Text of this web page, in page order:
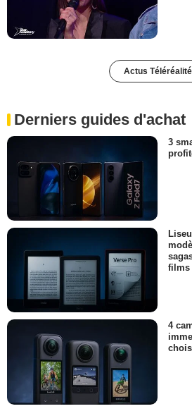
Actus Téléréalité
Derniers guides d'achat
3
films
4